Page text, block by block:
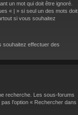
un mot qui doit être ignoré.
« | » si seul un des mots doit
si vous souhaitez
souhaitez effectuer des
recherche. Les sous-forums
l’option « Rechercher dans